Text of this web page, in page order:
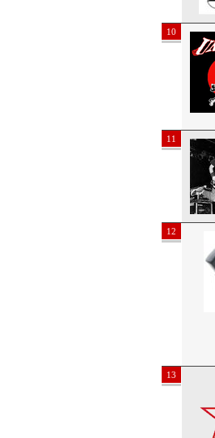
10
11
12
13